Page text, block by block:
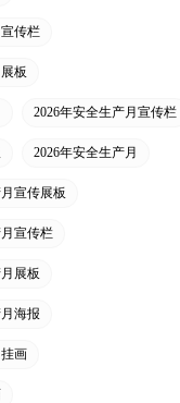
传栏
板
2026年安全生产月宣传栏
2026年安全生产月
宣传展板
宣传栏
展板
海报
画